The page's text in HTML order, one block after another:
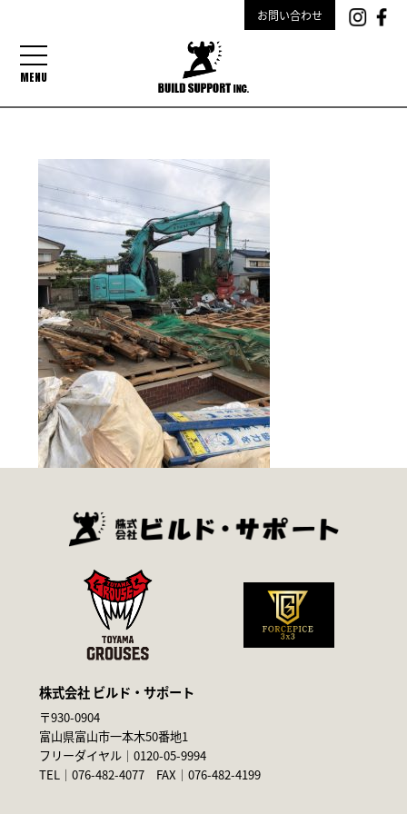
お問い合わせ
MENU
株式会社 ビルド・サポート
〒930-0904
富山県富山市一本木50番地1
フリーダイヤル｜0120-05-9994
TEL｜076-482-4077 FAX｜076-482-4199